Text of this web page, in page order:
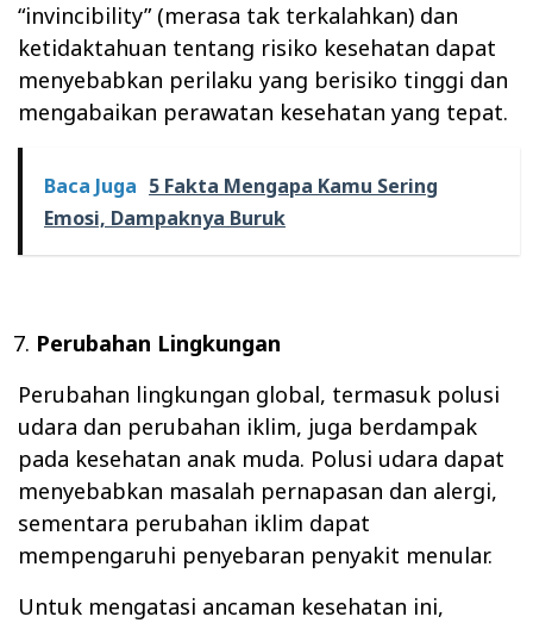
“invincibility” (merasa tak terkalahkan) dan
ketidaktahuan tentang risiko kesehatan dapat
menyebabkan perilaku yang berisiko tinggi dan
mengabaikan perawatan kesehatan yang tepat.
Baca Juga 5 Fakta Mengapa Kamu Sering
Emosi, Dampaknya Buruk
Perubahan Lingkungan
Perubahan lingkungan global, termasuk polusi
udara dan perubahan iklim, juga berdampak
pada kesehatan anak muda. Polusi udara dapat
menyebabkan masalah pernapasan dan alergi,
sementara perubahan iklim dapat
mempengaruhi penyebaran penyakit menular.
Untuk mengatasi ancaman kesehatan ini,